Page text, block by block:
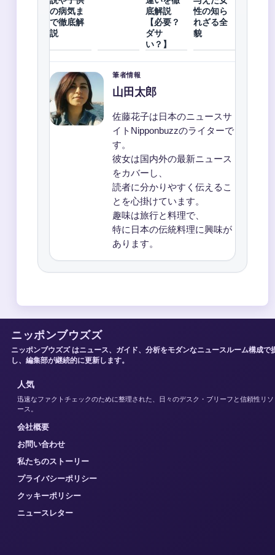
の病気ま
で徹底解
説
底解説
【必要？
ダサ
い？】
性の知ら
れざる全
貌
筆者情報
山田太郎
佐藤花子は日本のニュースサ
イトNipponbuzzのライターで
す。
彼女は国内外の最新ニュース
をカバーし、
読者に分かりやすく伝えるこ
とを心掛けています。
趣味は旅行と料理で、
特に日本の伝統料理に興味が
あります。
ニッポンブウズズ
ニッポンブウズズ はニュース、ガイド、分析をモダンなニュースルーム構成で
し、編集部が継続的に更新します。
人気
迅速なファクトチェックのために整理された、日々のデスク・ブリーフと信頼性リソ
ース。
会社概要
お問い合わせ
私たちのストーリー
プライバシーポリシー
クッキーポリシー
ニュースレター